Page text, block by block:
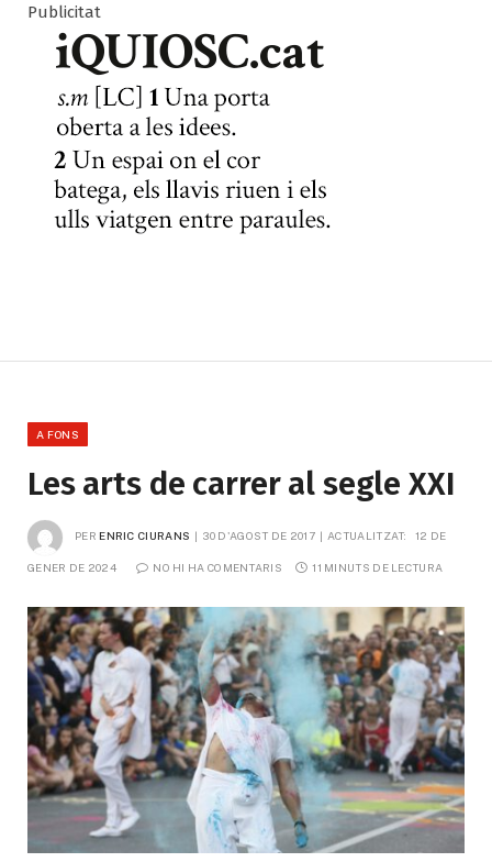
Publicitat
A FONS
Les arts de carrer al segle XXI
PER ENRIC CIURANS 30 D'AGOST DE 2017 ACTUALITZAT: 12 DE
GENER DE 2024 NO HI HA COMENTARIS 11 MINUTS DE LECTURA